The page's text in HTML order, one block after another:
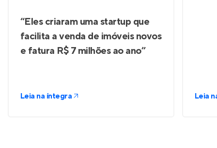
“Eles criaram uma startup que
facilita a venda de imóveis novos
e fatura R$ 7 milhões ao ano”
Leia na íntegra Leia